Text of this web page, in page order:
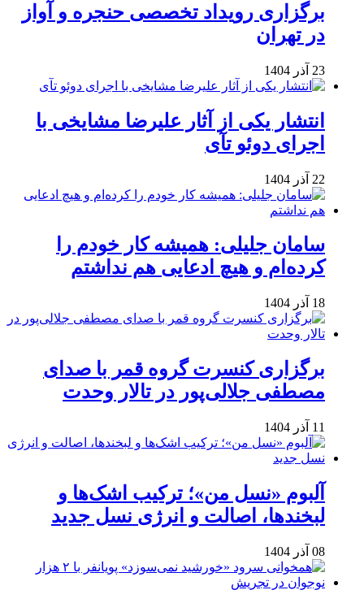
برگزاری رویداد تخصصی حنجره و آواز
در تهران
23 آذر 1404
انتشار یکی از آثار علیرضا مشایخی با
اجرای دوئو تآی
22 آذر 1404
سامان جلیلی: همیشه کار خودم را
کرده‌ام و هیچ ادعایی هم نداشتم
18 آذر 1404
برگزاری کنسرت گروه قمر با صدای
مصطفی جلالی‌پور در تالار وحدت
11 آذر 1404
آلبوم «نسل من»؛ ترکیب اشک‌ها و
لبخندها، اصالت و انرژی نسل جدید
08 آذر 1404